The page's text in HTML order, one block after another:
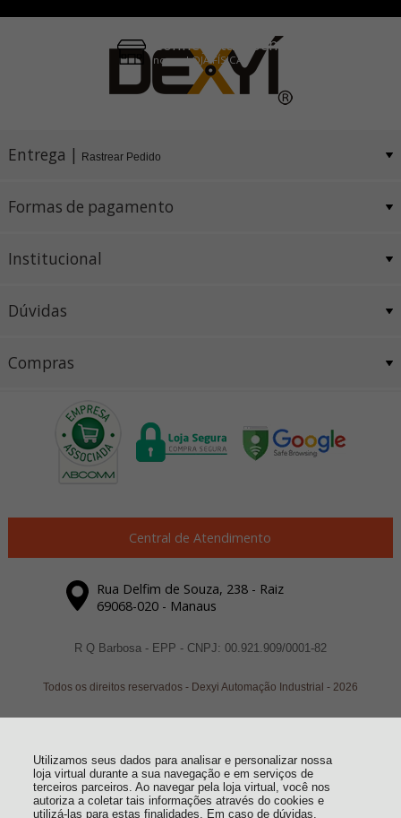
Utilizamos seus dados para analisar e personalizar nossa
loja virtual durante a sua navegação e em serviços de
terceiros parceiros. Ao navegar pela loja virtual, você nos
autoriza a coletar tais informações através do cookies e
utilizá-las para estas finalidades. Em caso de dúvidas,
Conheça também
nossa LOJA FÍSICA
Entrega | Rastrear Pedido
Formas de pagamento
Institucional
Dúvidas
Compras
Central de Atendimento
Rua Delfim de Souza, 238 - Raiz
69068-020 - Manaus
R Q Barbosa - EPP - CNPJ: 00.921.909/0001-82
Todos os direitos reservados -Dexyi Automação Industrial -2026